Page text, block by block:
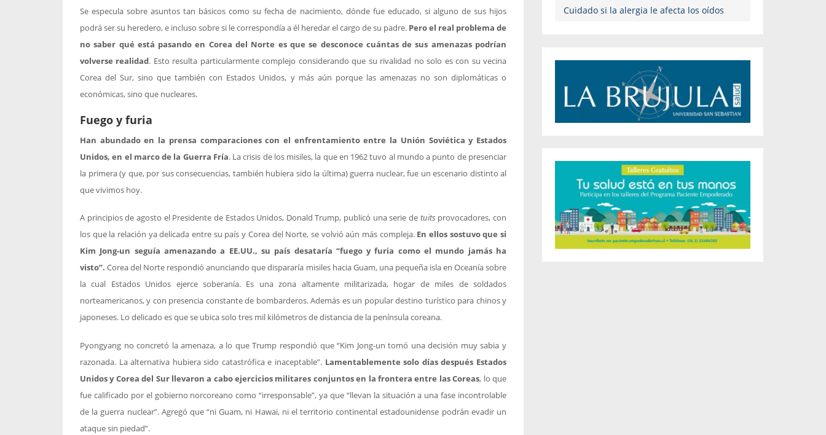
Se especula sobre asuntos tan básicos como su fecha de nacimiento, dónde fue educado, si alguno de sus hijos
podrá ser su heredero, e incluso sobre si le correspondía a él heredar el cargo de su padre. Pero el real problema de
no saber qué está pasando en Corea del Norte es que se desconoce cuántas de sus amenazas podrían
volverse realidad. Esto resulta particularmente complejo considerando que su rivalidad no solo es con su vecina
Corea del Sur, sino que también con Estados Unidos, y más aún porque las amenazas no son diplomáticas o
económicas, sino que nucleares.
Fuego y furia
Han abundado en la prensa comparaciones con el enfrentamiento entre la Unión Soviética y Estados
Unidos, en el marco de la Guerra Fría. La crisis de los misiles, la que en 1962 tuvo al mundo a punto de presenciar
la primera (y que, por sus consecuencias, también hubiera sido la última) guerra nuclear, fue un escenario distinto al
que vivimos hoy.
A principios de agosto el Presidente de Estados Unidos, Donald Trump, publicó una serie de tuits provocadores, con
los que la relación ya delicada entre su país y Corea del Norte, se volvió aún más compleja. En ellos sostuvo que si
Kim Jong-un seguía amenazando a EE.UU., su país desataría “fuego y furia como el mundo jamás ha
visto”. Corea del Norte respondió anunciando que dispararía misiles hacia Guam, una pequeña isla en Oceanía sobre
la cual Estados Unidos ejerce soberanía. Es una zona altamente militarizada, hogar de miles de soldados
norteamericanos, y con presencia constante de bombarderos. Además es un popular destino turístico para chinos y
japoneses. Lo delicado es que se ubica solo tres mil kilómetros de distancia de la península coreana.
Pyongyang no concretó la amenaza, a lo que Trump respondió que “Kim Jong-un tomó una decisión muy sabia y
razonada. La alternativa hubiera sido catastrófica e inaceptable”. Lamentablemente solo días después Estados
Unidos y Corea del Sur llevaron a cabo ejercicios militares conjuntos en la frontera entre las Coreas, lo que
fue calificado por el gobierno norcoreano como “irresponsable”, ya que “llevan la situación a una fase incontrolable
de la guerra nuclear”. Agregó que “ni Guam, ni Hawai, ni el territorio continental estadounidense podrán evadir un
ataque sin piedad”.
Cuidado si la alergia le afecta los oídos